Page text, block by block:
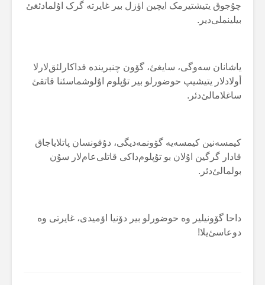
چۇجوق یتیشتیرمک ایچین اؤزل بیر غایرتە گرک اۇلمادئغئ
بیلینملی‌دیر.
یاشانان سەوگی، سایغئ، گۆون چنبریندە فداکارلئق‌لارلا
أولادلار یتیشیپ حوضورلو بیر تۇپلوم اۇلوشماسئنا قاتقئ
ساغلامالئ‌دئر.
کیمسەنین کیمسەیە گۆونمەدیگی، دۇقونسان پاتلایاجاق
قادار گرگین اۇلان بو تۇپلوم‌داکی قاتلی‌عام‌لار سۇن
بولمالئ‌دئر.
داحا گۆونیلیر وە حوضورلو بیر دۆنیا اۆمیدی، غایرتی وە
دوعاسئ‌یلا!